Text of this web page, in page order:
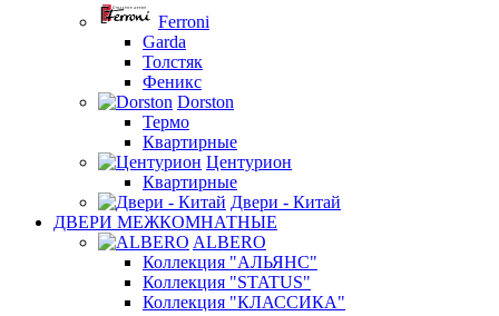
Ferroni
Garda
Толстяк
Феникс
Dorston
Термо
Квартирные
Центурион
Квартирные
Двери - Китай
ДВЕРИ МЕЖКОМНАТНЫЕ
ALBERO
Коллекция "АЛЬЯНС"
Коллекция "STATUS"
Коллекция "КЛАССИКА"